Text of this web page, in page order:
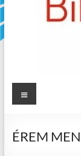
Sala
Biblioteca
Menú
ÉREM